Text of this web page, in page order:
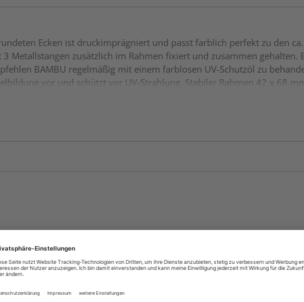
Ecken ist druckimprägniert und passt farblich perfekt zu den
Metallstangen zusätzlich im Rahmen fixiert und zusammen
BAMBU regelmäßig mit einem farblosen UV-Schutzöl zu
vor und schützt vor UV-Strahlung. Stabiler Rahmen 42 x 68
im unteren Rahmen Füllung aus ca. 20 mm starken